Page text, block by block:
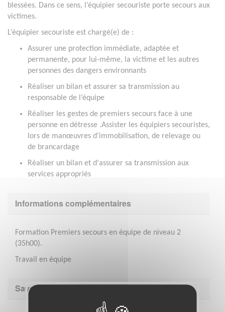
blessées. Dans ce sens, l’équipier secouriste porte secours aux
victimes.
L’équipier secouriste est chargé(e) de :
Assurer une protection immédiate, adaptée et
permanente, pour lui-même, la victime et les autres
personnes des dangers environnants
Réaliser un bilan et assurer sa transmission au
responsable de l’équipe
Réaliser les gestes de premiers secours face à une
personne en détresse .Assister les équipiers secouristes,
lors de manœuvres d'immobilisation, de relevage ou
de brancardage
Réaliser un bilan et d'assurer sa transmission aux
services appropriés
Informations complémentaires
Formation Premiers secours en équipe de niveau 2
(35h00).
Travail en équipe
Savoir être & compétences